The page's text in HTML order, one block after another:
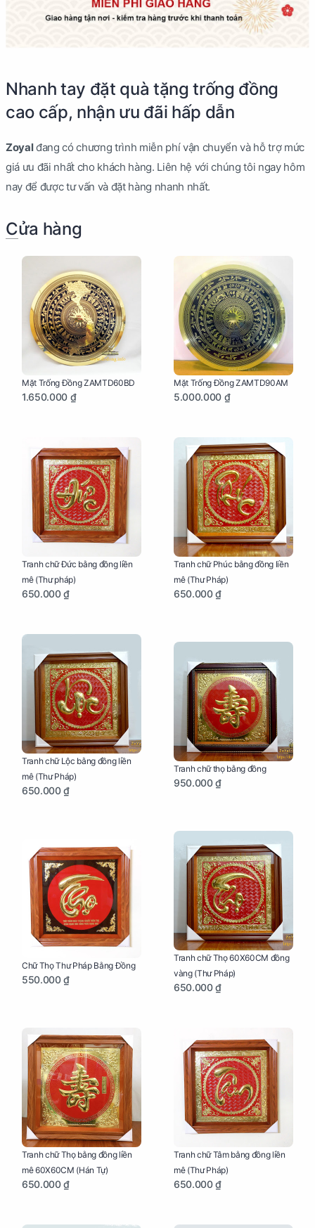
Nhanh tay đặt quà tặng trống đồng
cao cấp, nhận ưu đãi hấp dẫn
Zoyalđang có chương trình miễn phí vận chuyển và hỗ trợ mức
giá ưu đãi nhất cho khách hàng. Liên hệ với chúng tôi ngay hôm
nay để được tư vấn và đặt hàng nhanh nhất.
Cửa hàng
Mặt Trống Đồng ZAMTD60BD
1.650.000 ₫
Mặt Trống Đồng ZAMTD90AM
5.000.000 ₫
Tranh chữ Đức bằng đồng liền
mê (Thư pháp)
650.000 ₫
Tranh chữ Phúc bằng đồng liền
mê (Thư Pháp)
650.000 ₫
Tranh chữ Lộc bằng đồng liền
mê (Thư Pháp)
650.000 ₫
Tranh chữ thọ bằng đồng
950.000 ₫
Chữ Thọ Thư Pháp Bằng Đồng
550.000 ₫
Tranh chữ Thọ 60X60CM đồng
vàng (Thư Pháp)
650.000 ₫
Tranh chữ Thọ bằng đồng liền
mê 60X60CM (Hán Tự)
650.000 ₫
Tranh chữ Tâm bằng đồng liền
mê (Thư Pháp)
650.000 ₫